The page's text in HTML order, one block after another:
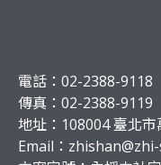
電話：02-2388-9118
傳真：02-2388-9119
地址：108004 臺北
Email：